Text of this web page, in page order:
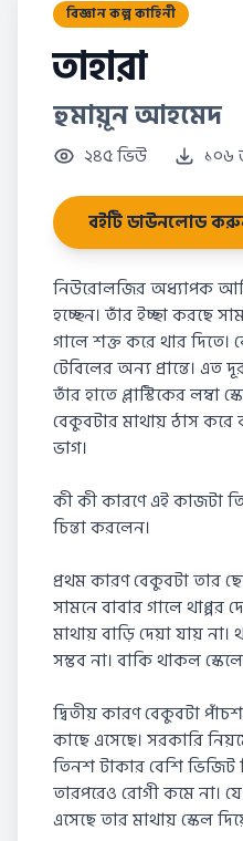
বিজ্ঞান কল্প কাহিনী
তাহারা
হুমায়ূন আহমেদ
২৪৫ ভিউ ১০৬
বইটি ডাউনলোড
নিউরোলজির অধ্যাপক
হচ্ছেন। তাঁর ইচ্ছা করছে
গালে শক্ত করে থার দিতে।
টেবিলের অন্য প্রান্তে। এত
তাঁর হাতে প্লাস্টিকের লম্বা
বেকুবটার মাথায় ঠাস করে
ভাগ।
কী কী কারণে এই কাজটা
চিন্তা করলেন।
প্রথম কারণ বেকুবটা তার
সামনে বাবার গালে থাপ্পর
মাথায় বাড়ি দেয়া যায় না।
সম্ভব না। বাকি থাকল
দ্বিতীয় কারণ বেকুবটা
কাছে এসেছে। সরকারি
তিনশ টাকার বেশি ভিজিট
তারপরেও রোগী কমে না।
এসেছে তার মাথায় স্কেল